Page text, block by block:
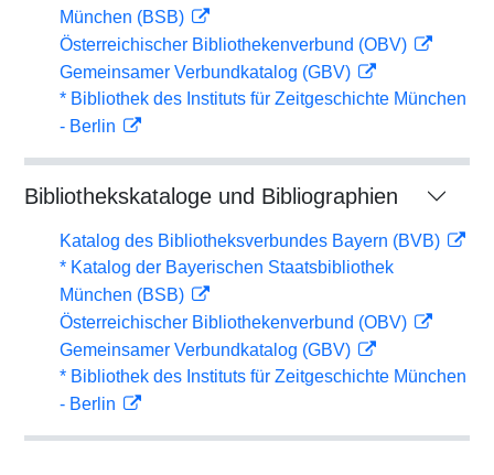
München (BSB)
Österreichischer Bibliothekenverbund (OBV)
Gemeinsamer Verbundkatalog (GBV)
* Bibliothek des Instituts für Zeitgeschichte München
- Berlin
Bibliothekskataloge und Bibliographien
Katalog des Bibliotheksverbundes Bayern (BVB)
* Katalog der Bayerischen Staatsbibliothek
München (BSB)
Österreichischer Bibliothekenverbund (OBV)
Gemeinsamer Verbundkatalog (GBV)
* Bibliothek des Instituts für Zeitgeschichte München
- Berlin